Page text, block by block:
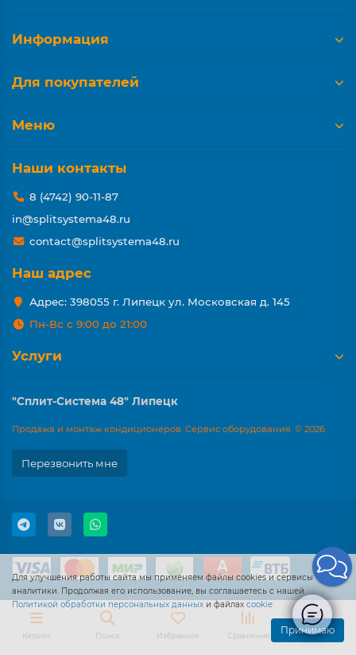
Для улучшения работы сайта мы применяем файлы cookies и сервисы
аналитики. Продолжая его использование, вы соглашаетесь с нашей
Политикой обработки персональных данных и файлах cookie
Принимаю
Информация
Для покупателей
Меню
Наши контакты
8 (4742) 90-11-87
in@splitsystema48.ru
contact@splitsystema48.ru
Наш адрес
Адрес: 398055 г. Липецк ул. Московская д. 145
Пн-Вс с 9:00 до 21:00
Услуги
"Сплит-Система 48" Липецк
Продажа и монтаж кондиционеров. Сервис оборудования. © 2026
Перезвонить мне
Каталог Поиск Избранное Сравнение Корзина